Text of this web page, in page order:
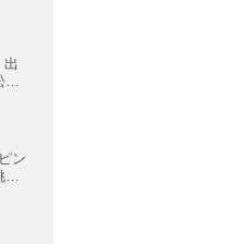
ン
む